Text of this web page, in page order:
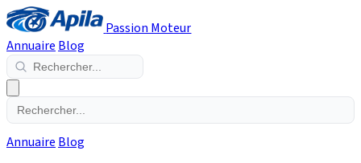
Passion Moteur
Annuaire Blog
Annuaire Blog